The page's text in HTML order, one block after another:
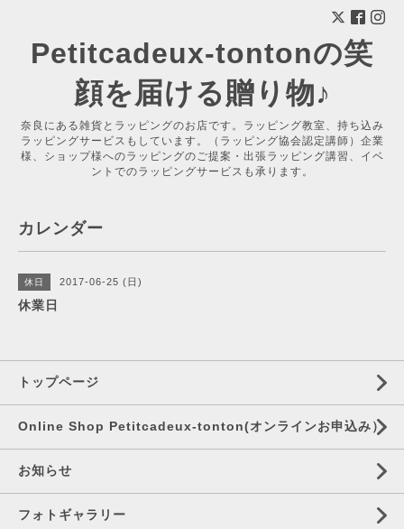
Petitcadeux-tontonの笑
顔を届ける贈り物♪
奈良にある雑貨とラッピングのお店です。ラッピング教室、持ち込み
ラッピングサービスもしています。（ラッピング協会認定講師）企業
様、ショップ様へのラッピングのご提案・出張ラッピング講習、イベ
ントでのラッピングサービスも承ります。
カレンダー
休日 2017-06-25 (日)
休業日
トップページ
Online Shop Petitcadeux-tonton(オンラインお申込み）
お知らせ
フォトギャラリー